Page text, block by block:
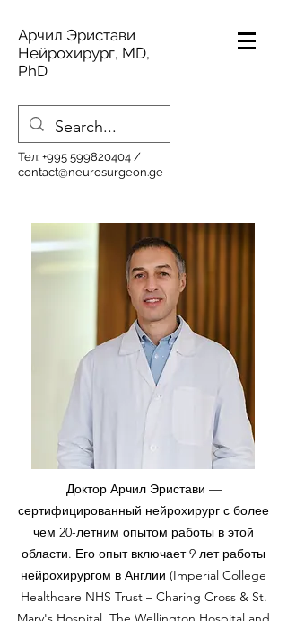
Арчил Эристави
Нейрохирург, MD,
PhD
Тел: +995 599820404 /
contact@neurosurgeon.ge
Доктор Арчил Эристави —
сертифицированный нейрохирург с более
чем 20-летним опытом работы в этой
области. Его опыт включает 9 лет работы
нейрохирургом в Англии (Imperial College
Healthcare NHS Trust – Charing Cross & St.